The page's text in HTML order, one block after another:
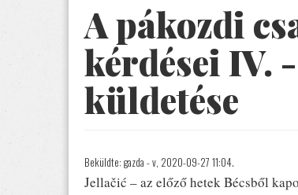
A pákozdi
kérdései IV.
küldetése
Beküldte: gazda - v, 2020-09-27 11:04.
Jellačić – az előző hetek Bécsből